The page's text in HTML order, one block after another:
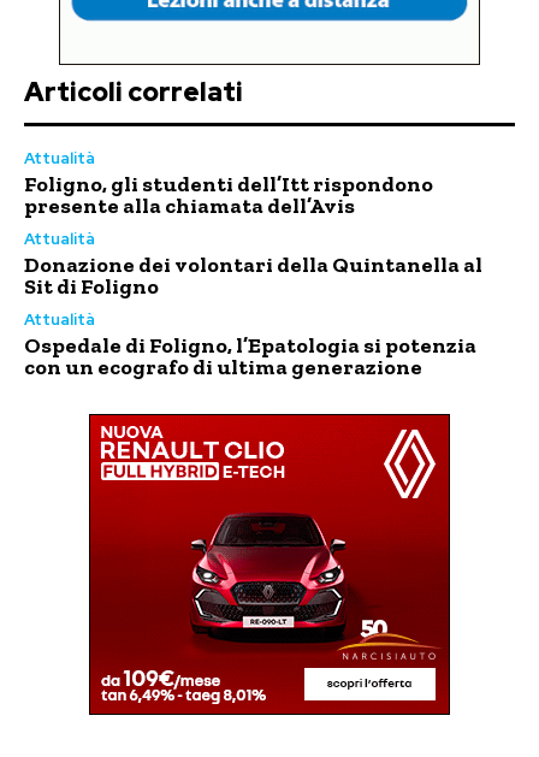
Articoli correlati
Attualità
Foligno, gli studenti dell’Itt rispondono
presente alla chiamata dell’Avis
Attualità
Donazione dei volontari della Quintanella al
Sit di Foligno
Attualità
Ospedale di Foligno, l’Epatologia si potenzia
con un ecografo di ultima generazione